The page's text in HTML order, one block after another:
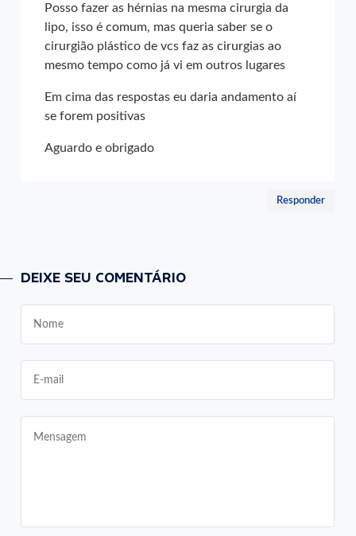
Posso fazer as hérnias na mesma cirurgia da
lipo, isso é comum, mas queria saber se o
cirurgião plástico de vcs faz as cirurgias ao
mesmo tempo como já vi em outros lugares
Em cima das respostas eu daria andamento aí
se forem positivas
Aguardo e obrigado
Responder
DEIXE SEU COMENTÁRIO